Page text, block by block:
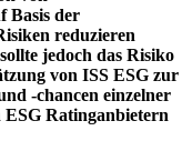
Basis der
reduzieren
jedoch das Risiko
von ISS ESG zur
-chancen einzelner
Ratinganbietern